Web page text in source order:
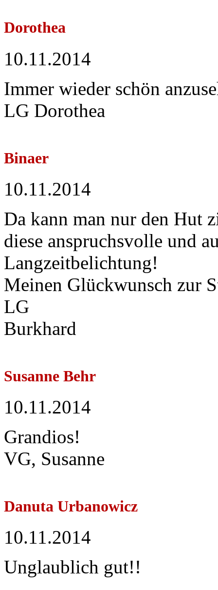
Dorothea
10.11.2014
Immer wieder schön
LG Dorothea
Binaer
10.11.2014
Da kann man nur den Hut
diese anspruchsvolle und
Langzeitbelichtung!
Meinen Glückwunsch zur
LG
Burkhard
Susanne Behr
10.11.2014
Grandios!
VG, Susanne
Danuta Urbanowicz
10.11.2014
Unglaublich gut!!